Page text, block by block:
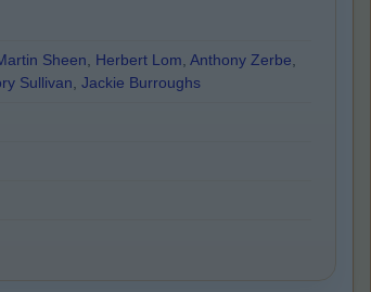
Sheen Herbert Lom Anthony Zerbe
Sullivan Jackie Burroughs